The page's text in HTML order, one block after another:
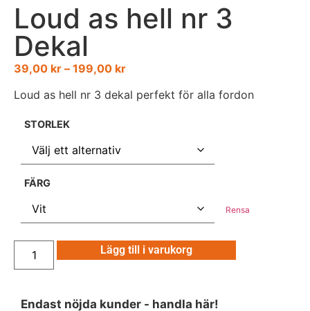
Loud as hell nr 3
Dekal
39,00 kr – 199,00 kr
Loud as hell nr 3 dekal perfekt för alla fordon
STORLEK
FÄRG
Rensa
Lägg till i varukorg
Endast nöjda kunder - handla här!